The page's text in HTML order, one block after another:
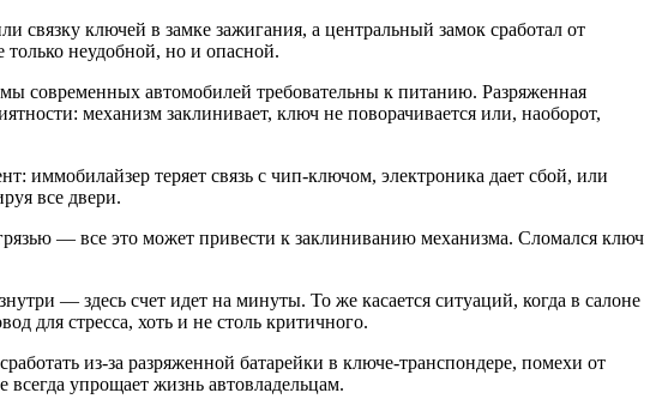
ключей в замке зажигания, а центральный замок сработал от
неудобной, но и опасной.
современных автомобилей требовательны к питанию. Разряженная
механизм заклинивает, ключ не поворачивается или, наоборот,
иммобилайзер теряет связь с чип-ключом, электроника дает сбой, или
все двери.
— все это может привести к заклиниванию механизма. Сломался ключ
— здесь счет идет на минуты. То же касается ситуаций, когда в салоне
для стресса, хоть и не столь критичного.
из-за разряженной батарейки в ключе-транспондере, помехи от
упрощает жизнь автовладельцам.